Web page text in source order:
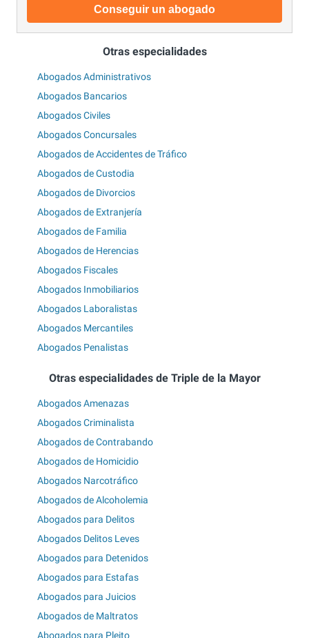
Conseguir un abogado
Otras especialidades
Abogados Administrativos
Abogados Bancarios
Abogados Civiles
Abogados Concursales
Abogados de Accidentes de Tráfico
Abogados de Custodia
Abogados de Divorcios
Abogados de Extranjería
Abogados de Familia
Abogados de Herencias
Abogados Fiscales
Abogados Inmobiliarios
Abogados Laboralistas
Abogados Mercantiles
Abogados Penalistas
Otras especialidades de Triple de la Mayor
Abogados Amenazas
Abogados Criminalista
Abogados de Contrabando
Abogados de Homicidio
Abogados Narcotráfico
Abogados de Alcoholemia
Abogados para Delitos
Abogados Delitos Leves
Abogados para Detenidos
Abogados para Estafas
Abogados para Juicios
Abogados de Maltratos
Abogados para Pleito